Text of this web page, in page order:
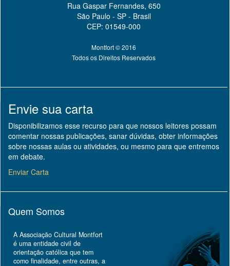
Rua Gaspar Fernandes, 650
São Paulo - SP - Brasil
CEP: 01549-000
Montfort © 2016
Todos os Direitos Reservados
Envie sua carta
Disponibilizamos esse recurso para que nossos leitores possam
comentar nossas publicações, sanar dúvidas, obter informações
sobre nossas aulas ou atividades, ou mesmo para que entremos
em debate.
Enviar Carta
Quem Somos
A Associação Cultural Montfort
é uma entidade civil de
orientação católica que tem
como finalidade, entre outras, a